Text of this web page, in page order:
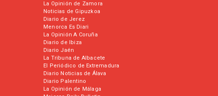
La Opinión de Zamora
Noticias de Gipuzkoa
Diario de Jerez
Menorca Es Diari
La Opinión A Coruña
Diario de Ibiza
Diario Jaén
La Tribuna de Albacete
El Periódico de Extremadura
Diario Noticias de Álava
Diario Palentino
La Opinión de Málaga